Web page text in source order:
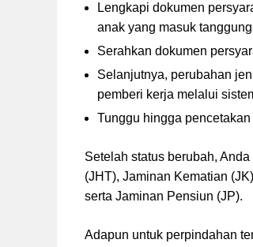
Lengkapi dokumen
anak yang masuk
Serahkan dokumen
Selanjutnya, perubahan
pemberi kerja melalui
Tunggu hingga
Setelah status berubah,
(JHT), Jaminan Kematian
serta Jaminan Pensiun (JP).
Adapun untuk perpindahan